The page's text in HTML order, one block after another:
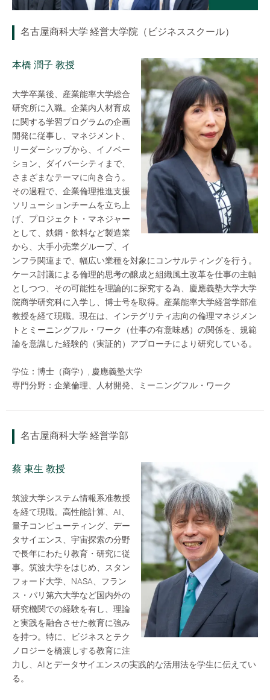
名古屋商科大学 経営大学院（ビジネススクール）
本橋 潤子 教授
大学卒業後、産業能率大学総合
研究所に入職。企業内人材育成
に関する学習プログラムの企画
開発に従事し、マネジメント、
リーダーシップから、イノベー
ション、ダイバーシティまで、
さまざまなテーマに向き合う。
その過程で、企業倫理推進支援
ソリューションチームを立ち上
げ、プロジェクト・マネジャー
として、鉄鋼・飲料など製造業
から、大手小売業グループ、イ
ンフラ関連まで、幅広い業種を対象にコンサルティングを行う。
ケース討議による倫理的思考の醸成と組織風土改革を仕事の主軸
としつつ、その可能性を理論的に探究する為、慶應義塾大学大学
院商学研究科に入学し、博士号を取得。産業能率大学経営学部准
教授を経て現職。現在は、インテグリティ志向の倫理マネジメン
トとミーニングフル・ワーク（仕事の有意味感）の関係を、規範
論を意識した経験的（実証的）アプローチにより研究している。
学位：博士（商学）, 慶應義塾大学
専門分野：企業倫理、人材開発、ミーニングフル・ワーク
名古屋商科大学 経営学部
蔡 東生 教授
筑波大学システム情報系准教授
を経て現職。高性能計算、AI、
量子コンピューティング、デー
タサイエンス、宇宙探索の分野
で長年にわたり教育・研究に従
事。筑波大学をはじめ、スタン
フォード大学、NASA、フラン
ス・パリ第六大学など国内外の
研究機関での経験を有し、理論
と実践を融合させた教育に強み
を持つ。特に、ビジネスとテク
ノロジーを橋渡しする教育に注
力し、AIとデータサイエンスの実践的な活用法を学生に伝えてい
る。